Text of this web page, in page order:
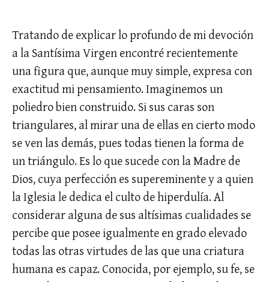
Tratando de explicar lo profundo de mi devoción
a la Santísima Virgen encontré recientemente
una figura que, aunque muy simple, expresa con
exactitud mi pensamiento. Imaginemos un
poliedro bien construido. Si sus caras son
triangulares, al mirar una de ellas en cierto modo
se ven las demás, pues todas tienen la forma de
un triángulo. Es lo que sucede con la Madre de
Dios, cuya perfección es supereminente y a quien
la Iglesia le dedica el culto de hiperdulía. Al
considerar alguna de sus altísimas cualidades se
percibe que posee igualmente en grado elevado
todas las otras virtudes de las que una criatura
humana es capaz. Conocida, por ejemplo, su fe, se